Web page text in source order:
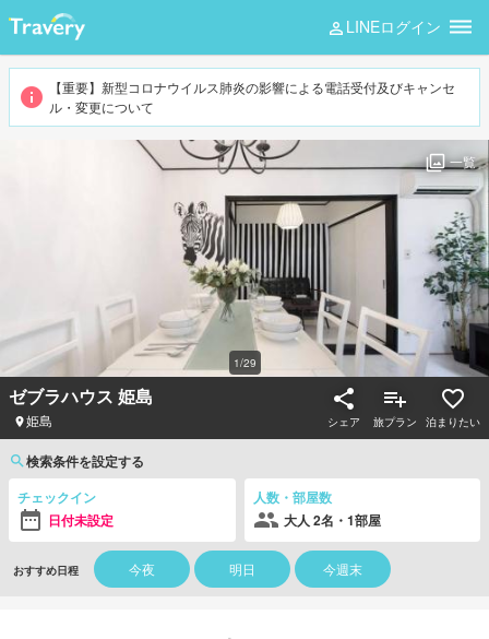
LINEログイン
【重要】新型コロナウイルス肺炎の影響による電話受付及びキャンセ
ル・変更について
1/29
一覧
ゼブラハウス 姫島
姫島 シェア 旅プラン 泊まりたい
検索条件を設定する
チェックイン
日付未設定
人数・部屋数
大人 2名・1部屋
おすすめ日程 今夜 明日 今週末